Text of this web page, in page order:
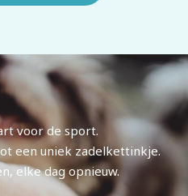
voor de sport.
een uniek zadelkettinkje.
elke dag opnieuw.